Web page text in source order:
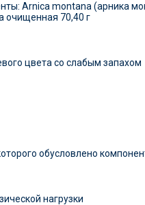
Arnica montana (арника
очищенная 70,40 г
цвета со слабым запахом
обусловлено
нагрузки